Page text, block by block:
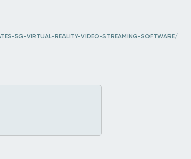
5G-VIRTUAL-REALITY-VIDEO-STREAMING-SOFTWARE/